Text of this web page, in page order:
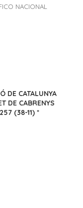
NACIONAL
DE CATALUNYA
DE CABRENYS
(38-11) *